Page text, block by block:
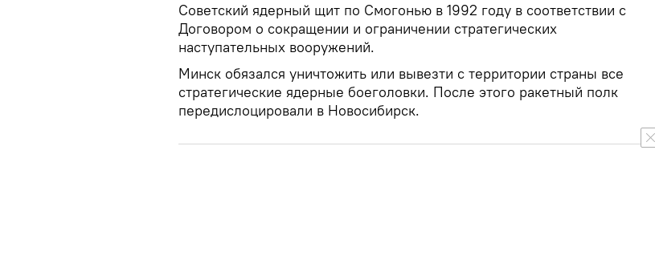
Советский ядерный щит по Смогонью в 1992 году в соответствии с
Договором о сокращении и ограничении стратегических
наступательных вооружений.
Минск обязался уничтожить или вывезти с территории страны все
стратегические ядерные боеголовки. После этого ракетный полк
передислоцировали в Новосибирск.